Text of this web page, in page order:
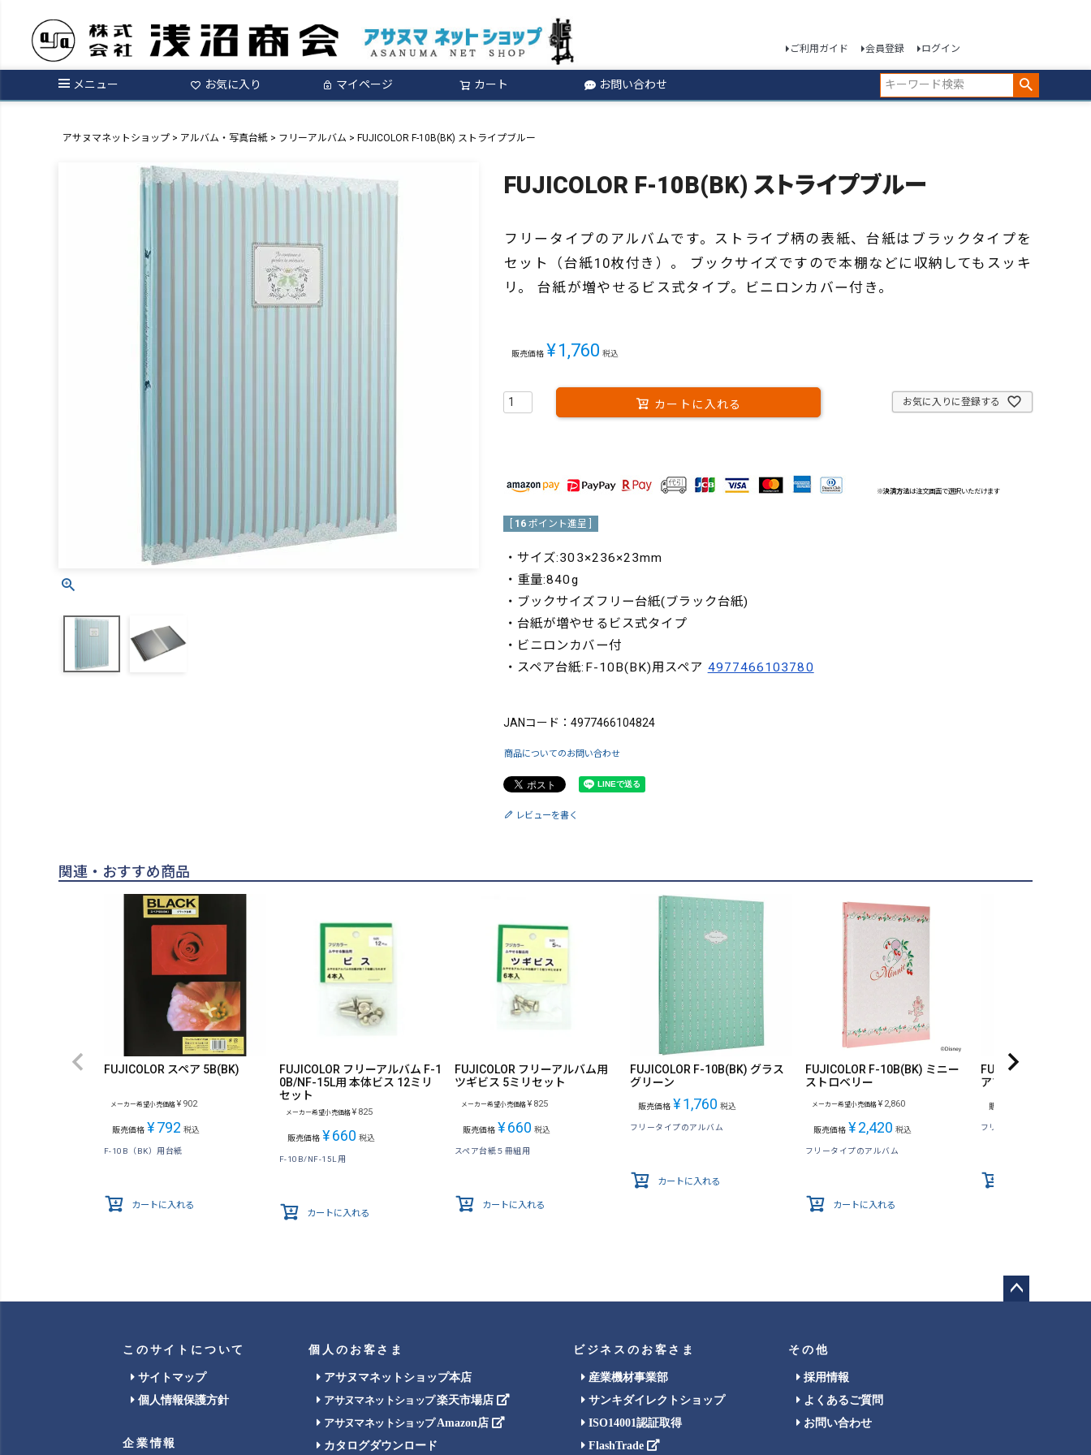
ご利用ガイド 会員登録 ログイン
メニュー お気に入り マイページ カート お問い合わせ
検索
アサヌマネットショップ アルバム・写真台紙 フリーアルバム FUJICOLOR F-10B(BK) ストライプブルー
FUJICOLOR F-10B(BK) ストライプブルー
フリータイプのアルバムです。ストライプ柄の表紙、台紙はブラックタイプを
セット（台紙10枚付き）。 ブックサイズですので本棚などに収納してもスッキ
リ。 台紙が増やせるビス式タイプ。ビニロンカバー付き。
販売価格 ¥1,760 税込
お気に入りに登録する
カートに入れる
※決済方法は注文画面で選択いただけます
16 ポイント進呈 ]
・サイズ:303×236×23mm
・重量:840g
・ブックサイズフリー台紙(ブラック台紙)
・台紙が増やせるビス式タイプ
・ビニロンカバー付
・スペア台紙:F-10B(BK)用スペア 4977466103780
JANコード：4977466104824
商品についてのお問い合わせ
レビューを書く
関連・おすすめ商品
FUJICOLOR スペア 5B(BK)
メーカー希望小売価格 ¥ 902
販売価格 ¥792 税込
F-10B（BK）用台紙
カートに入れる
FUJICOLOR フリーアルバム F-1
0B/NF-15L用 本体ビス 12ミリ
セット
メーカー希望小売価格 ¥ 825
販売価格 ¥660 税込
F-10B/NF-15L用
カートに入れる
FUJICOLOR フリーアルバム用
ツギビス 5ミリセット
メーカー希望小売価格 ¥ 825
販売価格 ¥660 税込
スペア台紙５冊組用
カートに入れる
FUJICOLOR F-10B(BK) グラス
グリーン
販売価格 ¥1,760 税込
フリータイプのアルバム
カートに入れる
FUJICOLOR F-10B(BK) ミニー
ストロベリー
メーカー希望小売価格 ¥ 2,860
販売価格 ¥2,420 税込
フリータイプのアルバム
カートに入れる
FUJICOLOR F-
アプリコット
販売価格
フリータイプのアルバム
このサイトについて
サイトマップ
個人情報保護方針
企業情報
個人のお客さま
アサヌマネットショップ本店
アサヌマネットショップ楽天市場店
アサヌマネットショップAmazon店
カタログダウンロード
ビジネスのお客さま
産業機材事業部
サンキダイレクトショップ
ISO14001認証取得
FlashTrade
その他
採用情報
よくあるご質問
お問い合わせ